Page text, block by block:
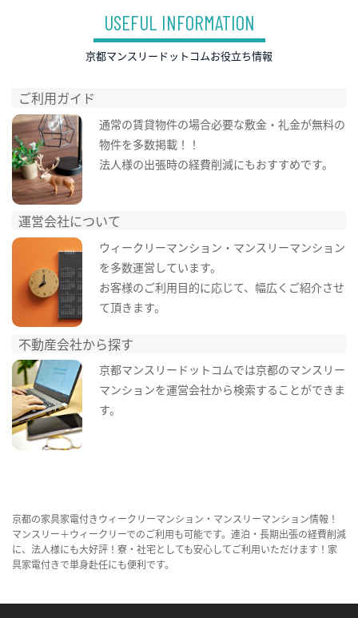
USEFUL INFORMATION
京都マンスリードットコムお役立ち情報
ご利用ガイド
通常の賃貸物件の場合必要な敷金・礼金が無料の
物件を多数掲載！！
法人様の出張時の経費削減にもおすすめです。
運営会社について
ウィークリーマンション・マンスリーマンション
を多数運営しています。
お客様のご利用目的に応じて、幅広くご紹介させ
て頂きます。
不動産会社から探す
京都マンスリードットコムでは京都のマンスリー
マンションを運営会社から検索することができま
す。
京都の家具家電付きウィークリーマンション・マンスリーマンション情報！
マンスリー＋ウィークリーでのご利用も可能です。連泊・長期出張の経費削減
に、法人様にも大好評！寮・社宅としても安心してご利用いただけます！家
具家電付きで単身赴任にも便利です。